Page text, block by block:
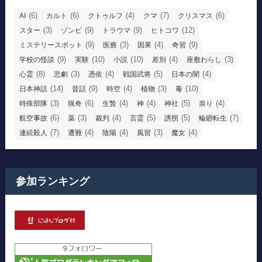
AI (6) カルト (6) クトゥルフ (4) クマ (7) クリスマス (6)
スター (3) ゾンビ (9) トラウマ (9) ヒトコワ (12)
ミステリースポット (9) 医療 (3) 因果 (4) 奇習 (9)
学校の怪談 (9) 実験 (10) 小説 (10) 差別 (4) 座敷わらし (3)
心霊 (8) 悲劇 (3) 憑依 (4) 戦国武将 (5) 日本の闇 (4)
日本神話 (14) 昔話 (9) 時空 (4) 植物 (3) 毒 (10)
特殊部隊 (3) 猟奇 (6) 生贄 (4) 神 (4) 神社 (5) 祟り (4)
航空事故 (6) 薬 (3) 裁判 (4) 言霊 (5) 誘拐 (5) 輪廻転生 (7)
連続殺人 (7) 遭難 (4) 陰陽 (4) 風習 (3) 魔女 (4)
参加ランキング